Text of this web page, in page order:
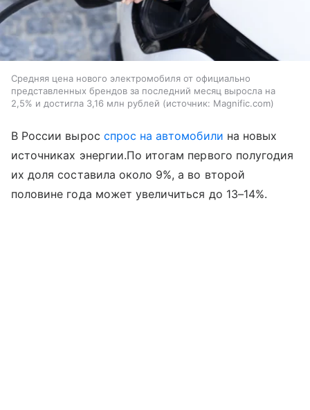
Средняя цена нового электромобиля от официально
представленных брендов за последний месяц выросла на
2,5% и достигла 3,16 млн рублей
источник: Magnific.com
В России вырос спрос на автомобили на новых
источниках энергии.По итогам первого полугодия
их доля составила около 9%, а во второй
половине года может увеличиться до 13–14%.